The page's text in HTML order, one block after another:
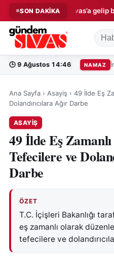
SON DAKİKA
oldu ◆ Sivas’a gelip bunu
🕒 9 Ağustos 14:46 NAMAZ
Ana Sayfa › Asayiş › 49 İlde Eş
Dolandırıcılara Ağır Darbe
ASAYIŞ
49 İlde Eş
Tefecilere ve
Darbe
ÖZET
T.C. İçişleri Bakanlığı
eş zamanlı olarak
tefecilere ve